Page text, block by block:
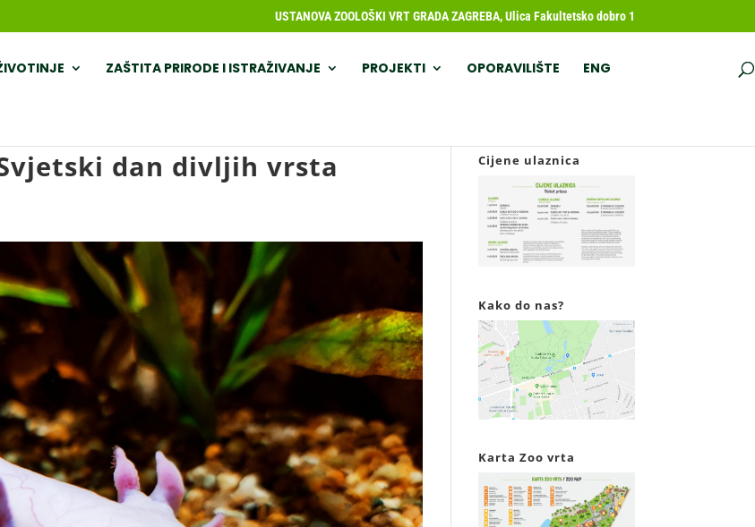
USTANOVA ZOOLOŠKI VRT GRADA ZAGREBA, Ulica Fakultetsko dobro 1
ZAŠTITA PRIRODE I ISTRAŽIVANJE PROJEKTI OPORAVILIŠTE ENG
dan divljih vrsta Cijene ulaznica
Kako do nas?
Karta Zoo vrta